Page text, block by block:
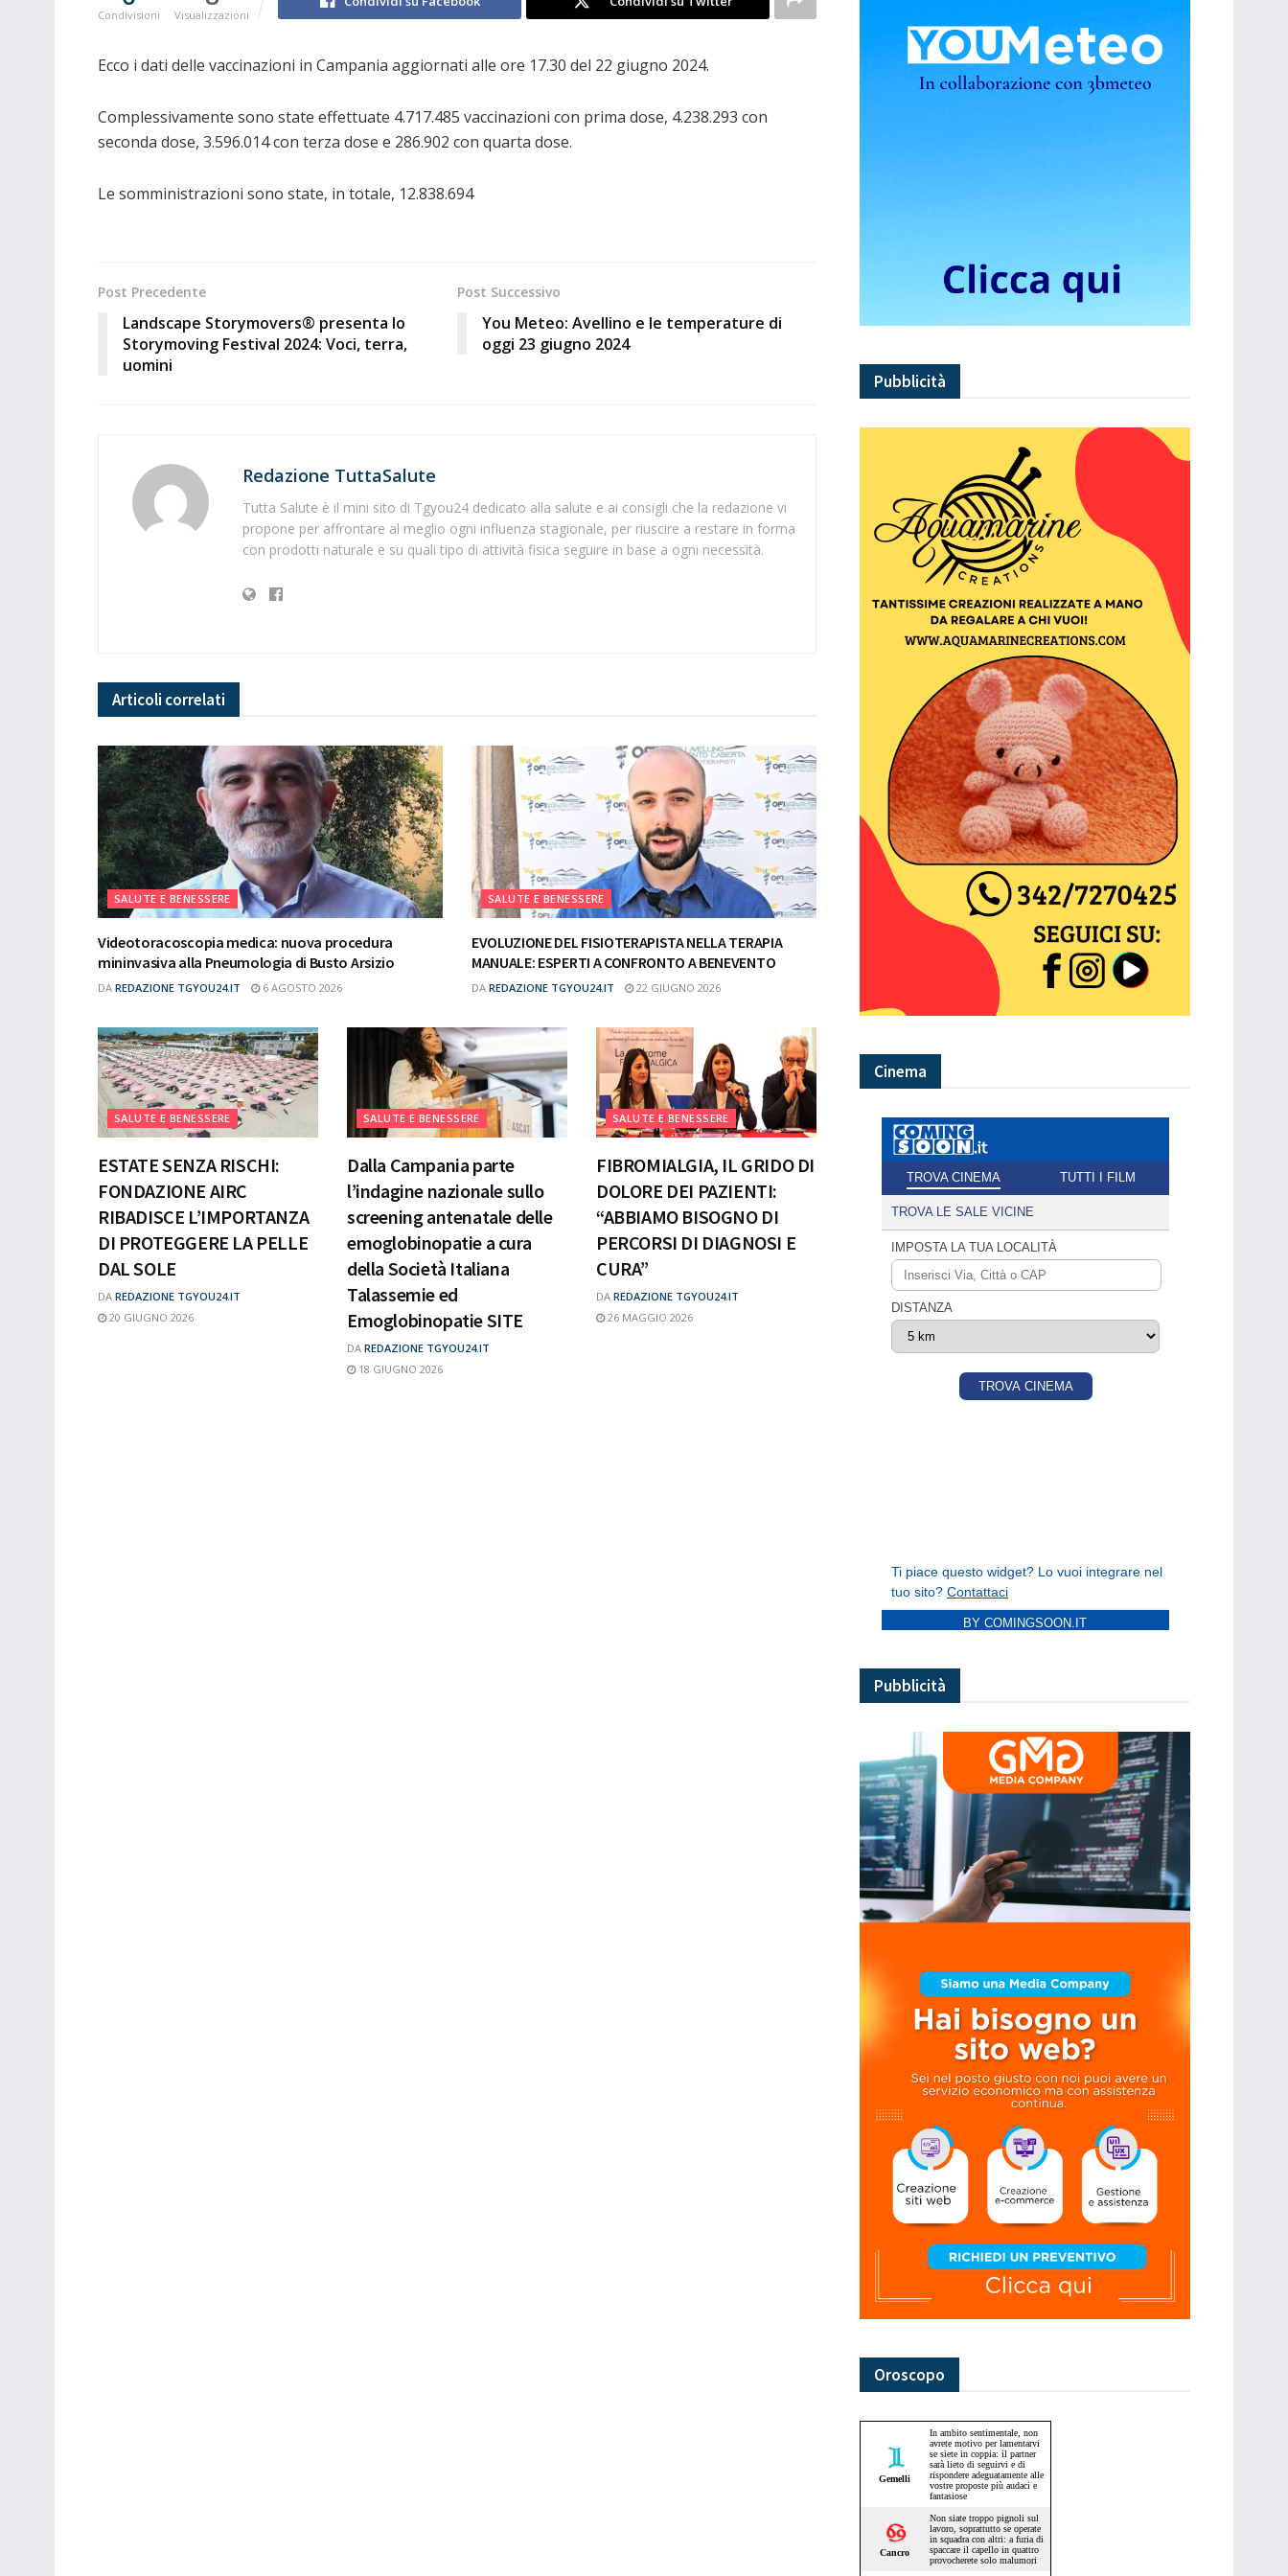
Condivisioni Visualizzazioni
Ecco i dati delle vaccinazioni in Campania aggiornati alle ore 17.30 del 22 giugno 2024.
Complessivamente sono state effettuate 4.717.485 vaccinazioni con prima dose, 4.238.293 con
seconda dose, 3.596.014 con terza dose e 286.902 con quarta dose.
Le somministrazioni sono state, in totale, 12.838.694
Post Precedente
Landscape Storymovers® presenta lo
Storymoving Festival 2024: Voci, terra,
uomini
Post Successivo
You Meteo: Avellino e le temperature di
oggi 23 giugno 2024
Redazione TuttaSalute
Tutta Salute è il mini sito di Tgyou24 dedicato alla salute e ai consigli che la redazione vi
propone per affrontare al meglio ogni influenza stagionale, per riuscire a restare in forma
con prodotti naturale e su quali tipo di attività fisica seguire in base a ogni necessità.
Articoli correlati
SALUTE E BENESSERE
Videotoracoscopia medica: nuova procedura
mininvasiva alla Pneumologia di Busto Arsizio
DA REDAZIONE TGYOU24.IT 6 AGOSTO 2026
SALUTE E BENESSERE
EVOLUZIONE DEL FISIOTERAPISTA NELLA TERAPIA
MANUALE: ESPERTI A CONFRONTO A BENEVENTO
DA REDAZIONE TGYOU24.IT 22 GIUGNO 2026
SALUTE E BENESSERE
ESTATE SENZA RISCHI:
FONDAZIONE AIRC
RIBADISCE L’IMPORTANZA
DI PROTEGGERE LA PELLE
DAL SOLE
DA REDAZIONE TGYOU24.IT
20 GIUGNO 2026
SALUTE E BENESSERE
Dalla Campania parte
l’indagine nazionale sullo
screening antenatale delle
emoglobinopatie a cura
della Società Italiana
Talassemie ed
Emoglobinopatie SITE
DA REDAZIONE TGYOU24.IT
18 GIUGNO 2026
SALUTE E BENESSERE
FIBROMIALGIA, IL GRIDO DI
DOLORE DEI PAZIENTI:
“ABBIAMO BISOGNO DI
PERCORSI DI DIAGNOSI E
CURA”
DA REDAZIONE TGYOU24.IT
26 MAGGIO 2026
Pubblicità
Cinema
BY COMINGSOON.IT
Pubblicità
Oroscopo